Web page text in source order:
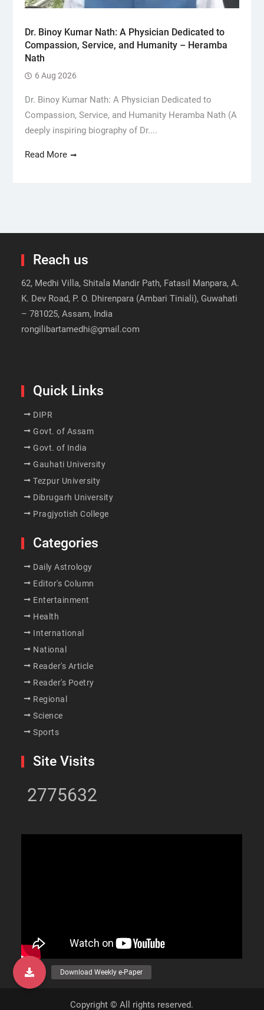
Dr. Binoy Kumar Nath: A Physician Dedicated to
Compassion, Service, and Humanity – Heramba
Nath
6 Aug 2026
Dr. Binoy Kumar Nath: A Physician Dedicated to
Compassion, Service, and Humanity Heramba Nath (A
deeply inspiring biography of Dr....
Read More
Reach us
62, Medhi Villa, Shitala Mandir Path, Fatasil Manpara, A.
K. Dev Road, P. O. Dhirenpara (Ambari Tiniali), Guwahati
– 781025, Assam, India
rongilibartamedhi@gmail.com
Quick Links
DIPR
Govt. of Assam
Govt. of India
Gauhati University
Tezpur University
Dibrugarh University
Pragjyotish College
Categories
Daily Astrology
Editor's Column
Entertainment
Health
International
National
Reader's Article
Reader's Poetry
Regional
Science
Sports
Site Visits
2775632
Copyright © All rights reserved.